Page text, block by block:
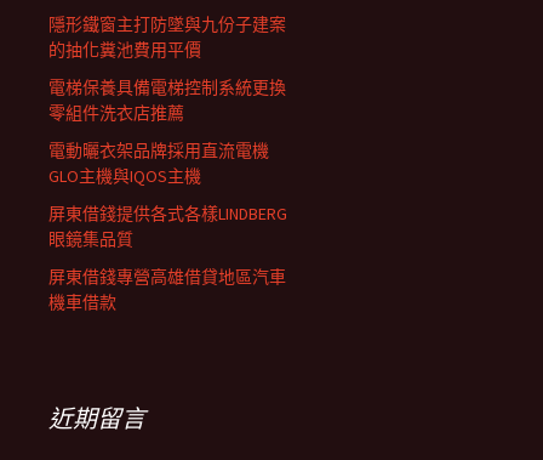
隱形鐵窗主打防墜與九份子建案
的抽化糞池費用平價
電梯保養具備電梯控制系統更換
零組件洗衣店推薦
電動曬衣架品牌採用直流電機
GLO主機與IQOS主機
屏東借錢提供各式各樣LINDBERG
眼鏡集品質
屏東借錢專營高雄借貸地區汽車
機車借款
近期留言